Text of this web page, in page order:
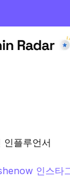
인플루언서
인스타